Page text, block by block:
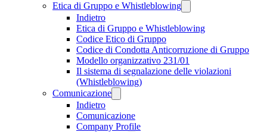
Etica di Gruppo e Whistleblowing
Indietro
Etica di Gruppo e Whistleblowing
Codice Etico di Gruppo
Codice di Condotta Anticorruzione di Gruppo
Modello organizzativo 231/01
Il sistema di segnalazione delle violazioni
(Whistleblowing)
Comunicazione
Indietro
Comunicazione
Company Profile